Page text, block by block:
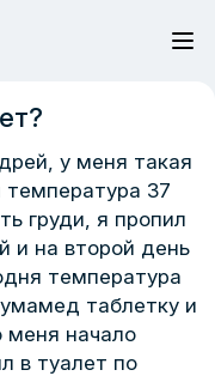
у меня такая
37
груди, я пропил
и на второй день
температура
таблетку и
меня начало
в туалет по